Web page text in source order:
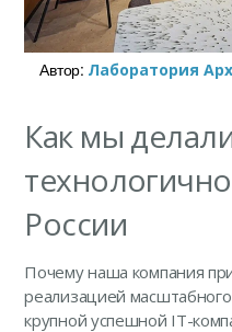
Автор: Лаборатория
Как мы
России
Почему наша компания
реализацией
крупной успешной IT-